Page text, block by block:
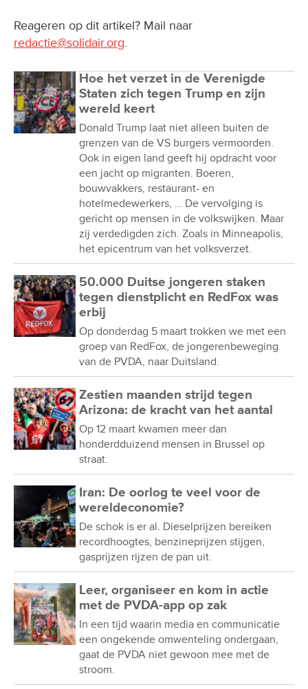
Reageren op dit artikel? Mail naar
redactie@solidair.org.
Hoe het verzet in de Verenigde
Staten zich tegen Trump en zijn
wereld keert
Donald Trump laat niet alleen buiten de
grenzen van de VS burgers vermoorden.
Ook in eigen land geeft hij opdracht voor
een jacht op migranten. Boeren,
bouwvakkers, restaurant- en
hotelmedewerkers, … De vervolging is
gericht op mensen in de volkswijken. Maar
zij verdedigden zich. Zoals in Minneapolis,
het epicentrum van het volksverzet.
50.000 Duitse jongeren staken
tegen dienstplicht en RedFox was
erbij
Op donderdag 5 maart trokken we met een
groep van RedFox, de jongerenbeweging
van de PVDA, naar Duitsland.
Zestien maanden strijd tegen
Arizona: de kracht van het aantal
Op 12 maart kwamen meer dan
honderdduizend mensen in Brussel op
straat.
Iran: De oorlog te veel voor de
wereldeconomie?
De schok is er al. Dieselprijzen bereiken
recordhoogtes, benzineprijzen stijgen,
gasprijzen rijzen de pan uit.
Leer, organiseer en kom in actie
met de PVDA-app op zak
In een tijd waarin media en communicatie
een ongekende omwenteling ondergaan,
gaat de PVDA niet gewoon mee met de
stroom.